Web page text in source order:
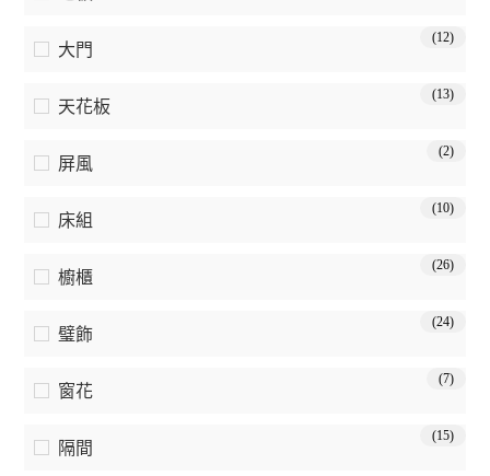
大門
(12)
天花板
(13)
屏風
(2)
床組
(10)
櫥櫃
(26)
璧飾
(24)
窗花
(7)
隔間
(15)